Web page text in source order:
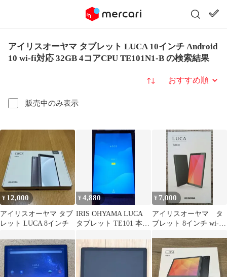
アイリスオーヤマ タブレット LUCA 10インチ Android
10 wi-fi対応 32GB 4コアCPU TE101N1-B の検索結果
販売中のみ表示
並び替え
¥ 12,000
アイリスオーヤマ タブ
レット LUCA 8インチ
¥4,880
IRIS OHYAMA LUCA
タブレット TE101 本体
¥ 7,000
アイリスオーヤマ タ
ブレット 8インチ wi-fi